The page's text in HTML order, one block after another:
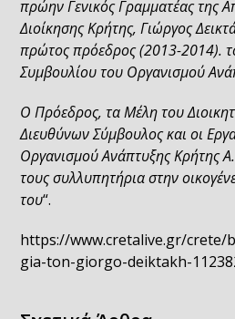
πρώην Γενικός Γραμματέας της
Διοίκησης Κρήτης, Γιώργος
πρώτος πρόεδρος (2013-2014).
Συμβουλίου του Οργανισμού
Ο Πρόεδρος, τα Μέλη του
Διευθύνων Σύμβουλος και οι
Οργανισμού Ανάπτυξης Κρήτης
τους συλλυπητήρια στην
του“.
https://www.cretalive.gr/
gia-ton-giorgo-deiktakh-